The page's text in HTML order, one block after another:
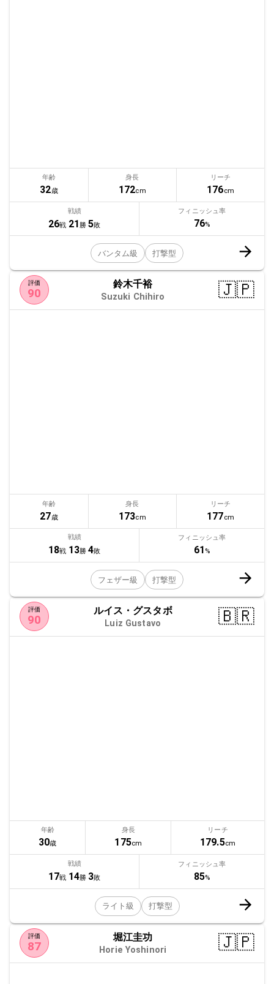
年齢
32歳
身長
172cm
リーチ
176cm
戦績
26戦 21 勝 5敗
フィニッシュ率
76%
バンタム級 打撃型
評価
90
鈴木千裕
Suzuki Chihiro 🇯🇵
年齢
27歳
身長
173cm
リーチ
177cm
戦績
18戦 13勝 4敗
フィニッシュ率
61 %
フェザー級 打撃型
評価
90
ルイス・グスタボ
Luiz Gustavo 🇧🇷
年齢
30歳
身長
175cm
リーチ
179.5cm
戦績
17戦 14勝 3敗
フィニッシュ率
85%
ライト級 打撃型
評価
87
堀江圭功
Horie Yoshinori 🇯🇵